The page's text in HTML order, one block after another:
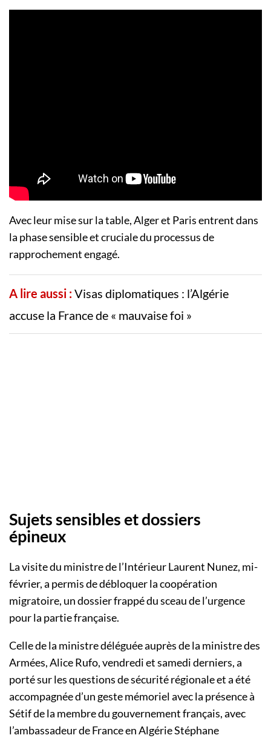
Avec leur mise sur la table, Alger et Paris entrent dans
la phase sensible et cruciale du processus de
rapprochement engagé.
A lire aussi :Visas diplomatiques : l’Algérie
accuse la France de « mauvaise foi »
Sujets sensibles et dossiers
épineux
La visite du ministre de l’Intérieur Laurent Nunez, mi-
février, a permis de débloquer la coopération
migratoire, un dossier frappé du sceau de l’urgence
pour la partie française.
Celle de la ministre déléguée auprès de la ministre des
Armées, Alice Rufo, vendredi et samedi derniers, a
porté sur les questions de sécurité régionale et a été
accompagnée d’un geste mémoriel avec la présence à
Sétif de la membre du gouvernement français, avec
l’ambassadeur de France en Algérie Stéphane